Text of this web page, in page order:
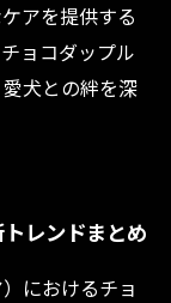
アを提供する
ョコダップル
犬との絆を深
レンドまとめ
におけるチョ